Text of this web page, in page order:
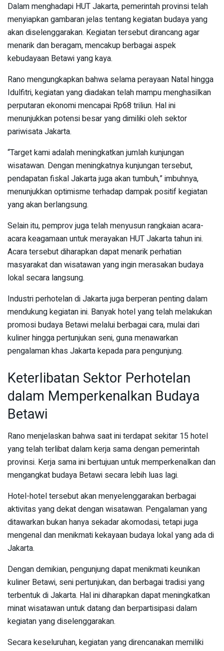
Dalam menghadapi HUT Jakarta, pemerintah provinsi telah
menyiapkan gambaran jelas tentang kegiatan budaya yang
akan diselenggarakan. Kegiatan tersebut dirancang agar
menarik dan beragam, mencakup berbagai aspek
kebudayaan Betawi yang kaya.
Rano mengungkapkan bahwa selama perayaan Natal hingga
Idulfitri, kegiatan yang diadakan telah mampu menghasilkan
perputaran ekonomi mencapai Rp68 triliun. Hal ini
menunjukkan potensi besar yang dimiliki oleh sektor
pariwisata Jakarta.
“Target kami adalah meningkatkan jumlah kunjungan
wisatawan. Dengan meningkatnya kunjungan tersebut,
pendapatan fiskal Jakarta juga akan tumbuh,” imbuhnya,
menunjukkan optimisme terhadap dampak positif kegiatan
yang akan berlangsung.
Selain itu, pemprov juga telah menyusun rangkaian acara-
acara keagamaan untuk merayakan HUT Jakarta tahun ini.
Acara tersebut diharapkan dapat menarik perhatian
masyarakat dan wisatawan yang ingin merasakan budaya
lokal secara langsung.
Industri perhotelan di Jakarta juga berperan penting dalam
mendukung kegiatan ini. Banyak hotel yang telah melakukan
promosi budaya Betawi melalui berbagai cara, mulai dari
kuliner hingga pertunjukan seni, guna menawarkan
pengalaman khas Jakarta kepada para pengunjung.
Keterlibatan Sektor Perhotelan
dalam Memperkenalkan Budaya
Betawi
Rano menjelaskan bahwa saat ini terdapat sekitar 15 hotel
yang telah terlibat dalam kerja sama dengan pemerintah
provinsi. Kerja sama ini bertujuan untuk memperkenalkan dan
mengangkat budaya Betawi secara lebih luas lagi.
Hotel-hotel tersebut akan menyelenggarakan berbagai
aktivitas yang dekat dengan wisatawan. Pengalaman yang
ditawarkan bukan hanya sekadar akomodasi, tetapi juga
mengenal dan menikmati kekayaan budaya lokal yang ada di
Jakarta.
Dengan demikian, pengunjung dapat menikmati keunikan
kuliner Betawi, seni pertunjukan, dan berbagai tradisi yang
terbentuk di Jakarta. Hal ini diharapkan dapat meningkatkan
minat wisatawan untuk datang dan berpartisipasi dalam
kegiatan yang diselenggarakan.
Secara keseluruhan, kegiatan yang direncanakan memiliki